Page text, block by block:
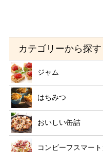
カテゴリーから探す
ジャム
はちみつ
おいしい缶詰
コンビーフスマー